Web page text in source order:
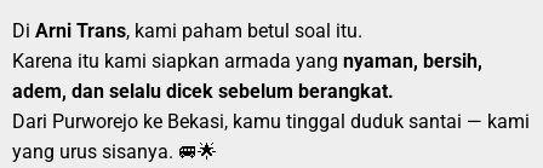
Di Arni Trans, kami paham betul soal itu.
Karena itu kami siapkan armada yang nyaman, bersih,
adem, dan selalu dicek sebelum berangkat.
Dari Purworejo ke Bekasi, kamu tinggal duduk santai — kami
yang urus sisanya. 🚐🌟